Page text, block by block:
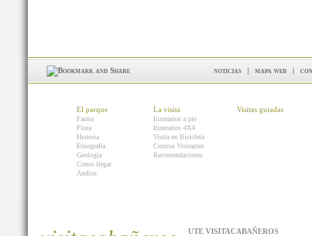
noticias | mapa web |
El parque
Fauna
Flora
Historia
Etnografía
Geología
Como llegar
Audios
La visita
Itinerarios a pie
Itinerarios 4X4
Visita en Bicicleta
Centros Visitantes
Recomendaciones
Visitas guiadas
UTE VISITACABAÑEROS